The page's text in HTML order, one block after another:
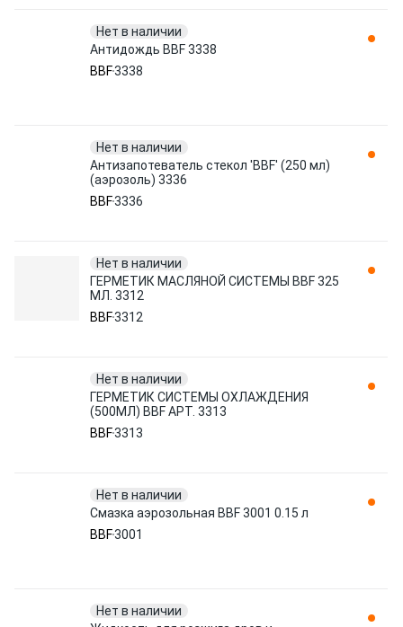
Нет в наличии
Антидождь BBF 3338
BBF3338
Нет в наличии
Антизапотеватель стекол 'BBF' (250 мл)
(аэрозоль) 3336
BBF3336
Нет в наличии
ГЕРМЕТИК МАСЛЯНОЙ СИСТЕМЫ BBF 325
МЛ. 3312
BBF3312
Нет в наличии
ГЕРМЕТИК СИСТЕМЫ ОХЛАЖДЕНИЯ
(500МЛ) BBF АРТ. 3313
BBF3313
Нет в наличии
Смазка аэрозольная BBF 3001 0.15 л
BBF3001
Нет в наличии